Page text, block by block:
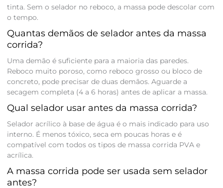
tinta. Sem o selador no reboco, a massa pode descolar com
o tempo.
Quantas demãos de selador antes da massa
corrida?
Uma demão é suficiente para a maioria das paredes.
Reboco muito poroso, como reboco grosso ou bloco de
concreto, pode precisar de duas demãos. Aguarde a
secagem completa (4 a 6 horas) antes de aplicar a massa.
Qual selador usar antes da massa corrida?
Selador acrílico à base de água é o mais indicado para uso
interno. É menos tóxico, seca em poucas horas e é
compatível com todos os tipos de massa corrida PVA e
acrílica.
A massa corrida pode ser usada sem selador
antes?